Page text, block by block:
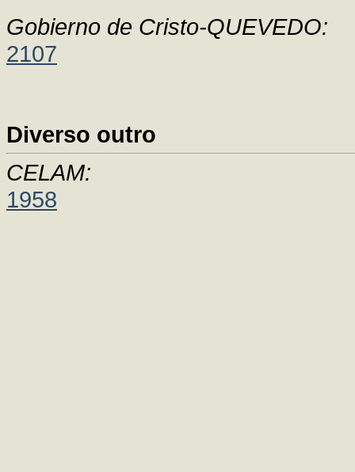
Gobierno de Cristo-QUEVEDO:
2107
Diverso outro
CELAM:
1958